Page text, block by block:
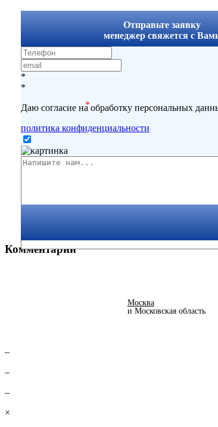
Отправьте заявку
менеджер свяжется с
*
*
*
Даю согласие на обработку персональных
политика конфиденциальности
Комментарии
Москва
и Московская область
–
–
–
×